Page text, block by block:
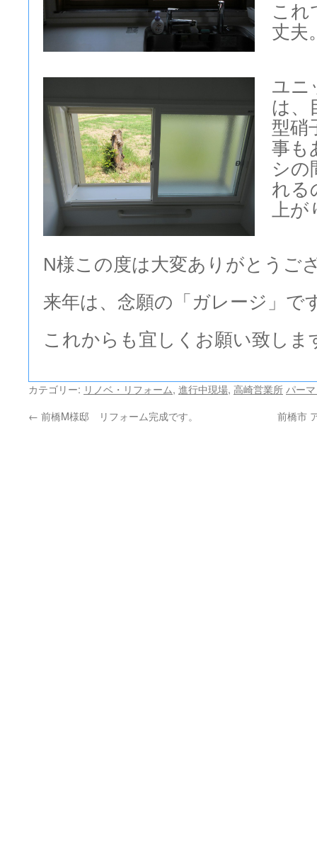
これ
丈夫
ユニ
は、
型硝
事も
シの
れる
上
N様この度は大変ありがとうご
来年は、念願の「ガレージ」
これからも宜しくお願い致しま
カテゴリー: リノベ・リフォーム, 進行中現場, 高崎営業所 パー
← 前橋M様邸 リフォーム完成です。 前橋市